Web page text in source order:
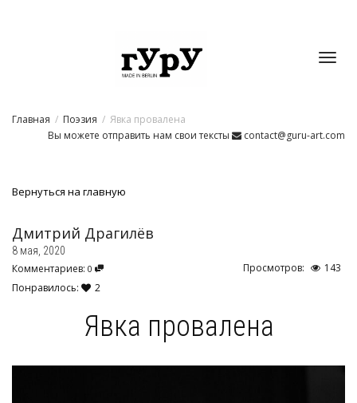
Главная Поэзия
Явка провалена
Вы можете отправить нам свои тексты
contact@guru-art.com
Вернуться на главную
Дмитрий Драгилёв
8 мая, 2020
Комментариев: 0 Просмотров:
143
Понравилось:
2
Явка провалена